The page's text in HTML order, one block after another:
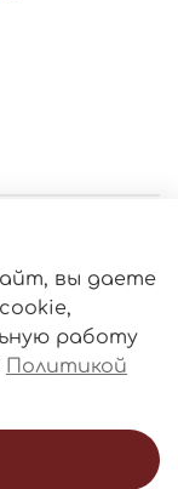
вы даете
работу
Политикой
Политика
обработки